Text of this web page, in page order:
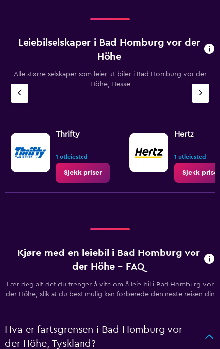
Leiebilselskaper i Bad Homburg vor der
Höhe
Alle større selskaper som leier ut biler i Bad Homburg vor der
Höhe, Hesse
Thrifty
1 utleiested
Sjekk priser
Hertz
1 utleiested
Sjekk priser
Kjøre med en leiebil i Bad Homburg vor
der Höhe - FAQ
Lær deg alt det du trenger å vite om å leie bil i Bad Homburg vor
der Höhe, slik at du best mulig kan forberede den neste reisen din
Hva er fartsgrensen i Bad Homburg vor
der Höhe, Tyskland?